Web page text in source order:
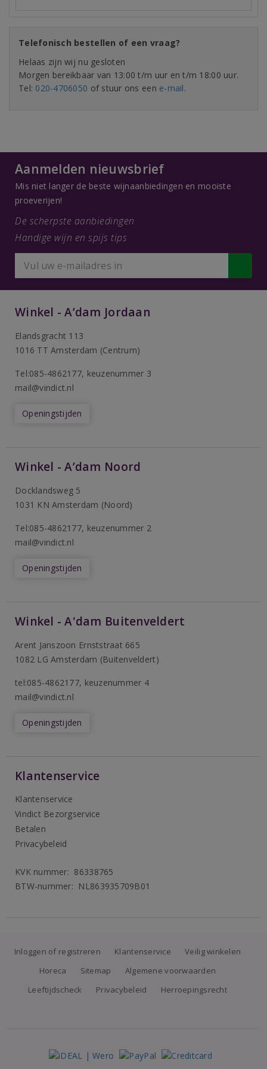
Telefonisch bestellen of een vraag?
Helaas zijn wij nu gesloten
Morgen bereikbaar van 13:00 t/m uur en t/m 18:00 uur.
Tel: 020-4706050 of stuur ons een e-mail.
Aanmelden nieuwsbrief
Mis niet langer de beste wijnaanbiedingen en mooiste
proeverijen!
De scherpste aanbiedingen
Handige wijn en spijs tips
Winkel - A’dam Jordaan
Elandsgracht 113
1016 TT Amsterdam (Centrum)
Tel:085-4862177, keuzenummer 3
mail@vindict.nl
Openingstijden
Winkel - A’dam Noord
Docklandsweg 5
1031 KN Amsterdam (Noord)
Tel:085-4862177, keuzenummer 2
mail@vindict.nl
Openingstijden
Winkel - A'dam Buitenveldert
Arent Janszoon Ernststraat 665
1082 LG Amsterdam (Buitenveldert)
tel:085-4862177, keuzenummer 4
mail@vindict.nl
Openingstijden
Klantenservice
Klantenservice
Vindict Bezorgservice
Betalen
Privacybeleid
KVK nummer: 86338765
BTW-nummer: NL863935709B01
Inloggen of registreren Klantenservice
Veilig winkelen
Horeca
Sitemap
Algemene voorwaarden
Leeftijdscheck
Privacybeleid Herroepingsrecht